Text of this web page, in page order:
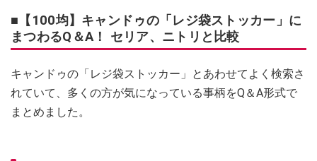
■【100均】キャンドゥの「レジ袋ストッカー」に
まつわるQ＆A！ セリア、ニトリと比較
キャンドゥの「レジ袋ストッカー」とあわせてよく検索さ
れていて、多くの方が気になっている事柄をQ＆A形式で
まとめました。